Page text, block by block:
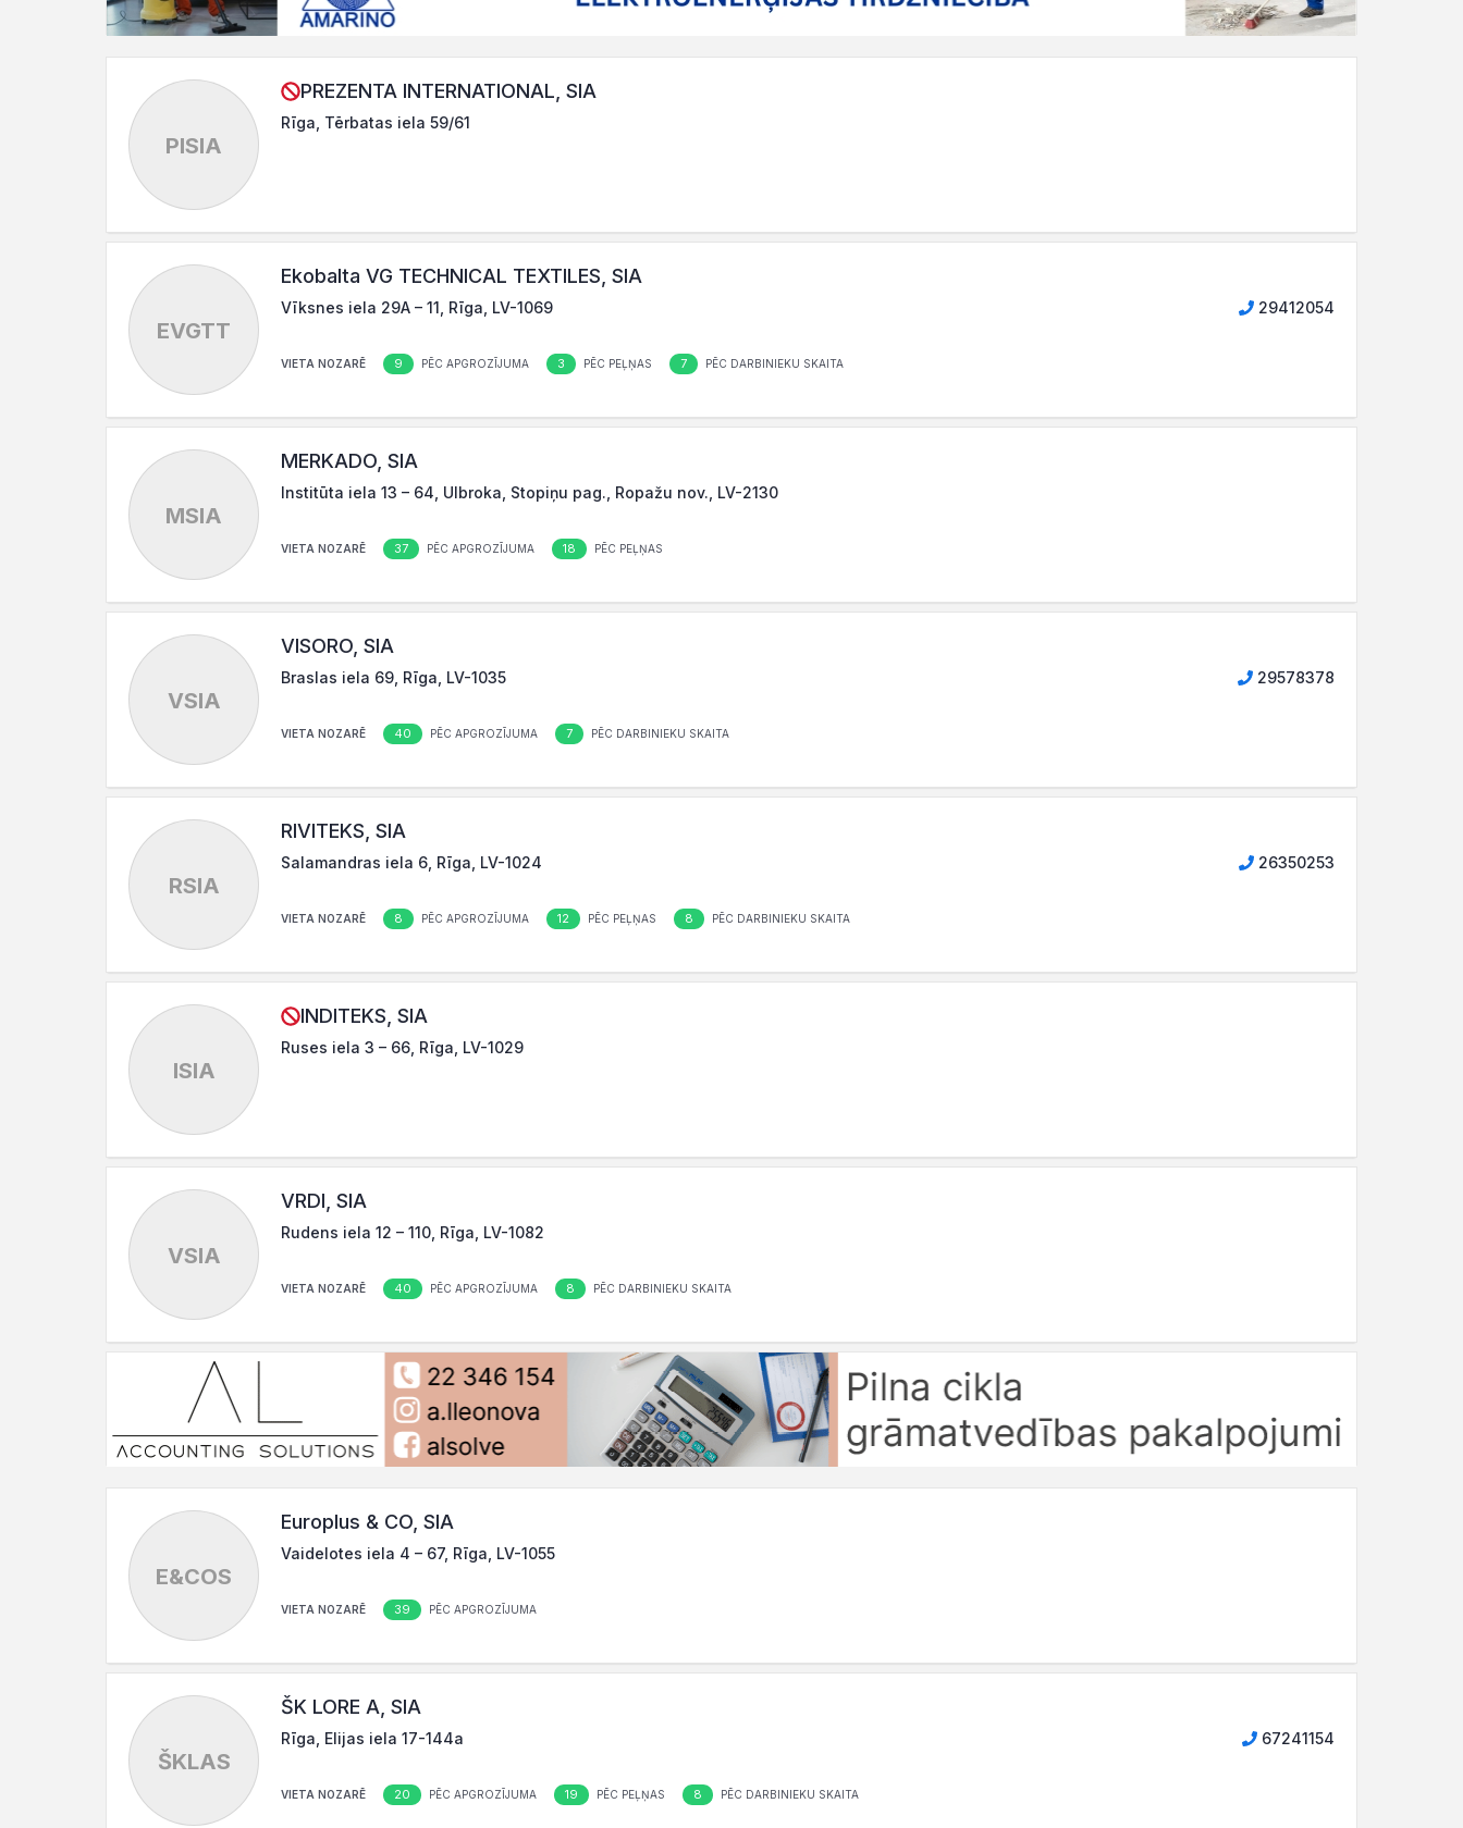
PISIA
PREZENTA INTERNATIONAL, SIA
Rīga, Tērbatas iela 59/61
EVGTT
Ekobalta VG TECHNICAL TEXTILES, SIA
Vīksnes iela 29A – 11, Rīga, LV-1069 29412054
VIETA NOZARĒ 9 PĒC APGROZĪJUMA 3 PĒC PEĻŅAS 7 PĒC DARBINIEKU SKAITA
MSIA
MERKADO, SIA
Institūta iela 13 – 64, Ulbroka, Stopiņu pag., Ropažu nov., LV-2130
VIETA NOZARĒ 37 PĒC APGROZĪJUMA 18 PĒC PEĻŅAS
VSIA
VISORO, SIA
Braslas iela 69, Rīga, LV-1035 29578378
VIETA NOZARĒ 40 PĒC APGROZĪJUMA 7 PĒC DARBINIEKU SKAITA
RSIA
RIVITEKS, SIA
Salamandras iela 6, Rīga, LV-1024 26350253
VIETA NOZARĒ 8 PĒC APGROZĪJUMA 12 PĒC PEĻŅAS 8 PĒC DARBINIEKU SKAITA
ISIA
INDITEKS, SIA
Ruses iela 3 – 66, Rīga, LV-1029
VSIA
VRDI, SIA
Rudens iela 12 – 110, Rīga, LV-1082
VIETA NOZARĒ 40 PĒC APGROZĪJUMA 8 PĒC DARBINIEKU SKAITA
E&COS
Europlus & CO, SIA
Vaidelotes iela 4 – 67, Rīga, LV-1055
VIETA NOZARĒ 39 PĒC APGROZĪJUMA
ŠKLAS
ŠK LORE A, SIA
Rīga, Elijas iela 17-144a 67241154
VIETA NOZARĒ 20 PĒC APGROZĪJUMA 19 PĒC PEĻŅAS 8 PĒC DARBINIEKU SKAITA